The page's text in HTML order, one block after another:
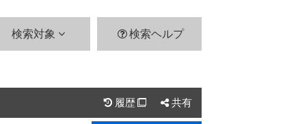
検索対象 検索ヘルプ
履歴  共有